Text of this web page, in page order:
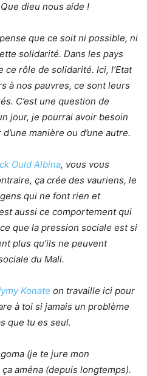
dieu nous aide !
que ce soit ni possible, ni
solidarité. Dans les pays
ce rôle de solidarité. Ici, l’Etat
à nos pauvres, ce sont leurs
C’est une question de
jour, je pourrai avoir besoin
manière ou d’une autre.
Ould Albina, vous vous
ça crée des vauriens, le
qui ne font rien et
aussi ce comportement qui
que la pression sociale est si
plus qu’ils ne peuvent
du Mali.
Konate on travaille ici pour
à toi si jamais un problème
que tu es seul.
(je te jure mon
aména (depuis longtemps).